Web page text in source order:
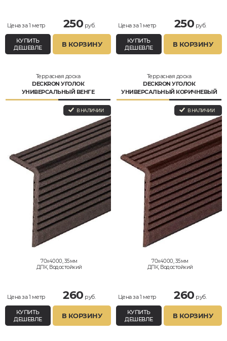
Цена за 1 метр 250 руб.
КУПИТЬ
ДЕШЕВЛЕ
В КОРЗИНУ
Цена за 1 метр 250 руб.
КУПИТЬ
ДЕШЕВЛЕ
В КОРЗИНУ
Террасная доска
DECKRON УГОЛОК
УНИВЕРСАЛЬНЫЙ ВЕНГЕ
В НАЛИЧИИ
70x4000, 35мм
ДПК, Водостойкий
Цена за 1 метр 260 руб.
КУПИТЬ
ДЕШЕВЛЕ
В КОРЗИНУ
Террасная доска
DECKRON УГОЛОК
УНИВЕРСАЛЬНЫЙ КОРИЧНЕВЫЙ
В НАЛИЧИИ
70x4000, 35мм
ДПК, Водостойкий
Цена за 1 метр 260 руб.
КУПИТЬ
ДЕШЕВЛЕ
В КОРЗИНУ